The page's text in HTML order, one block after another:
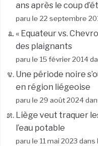
ans après le coup
paru le 22 septembre
« Equateur vs.
des plaignants
paru le 15 février 2014
Une période noire
en région liégeoise
paru le 29 août 2024
Liège veut traquer
l’eau potable
paru le 11 mai 2023 dans